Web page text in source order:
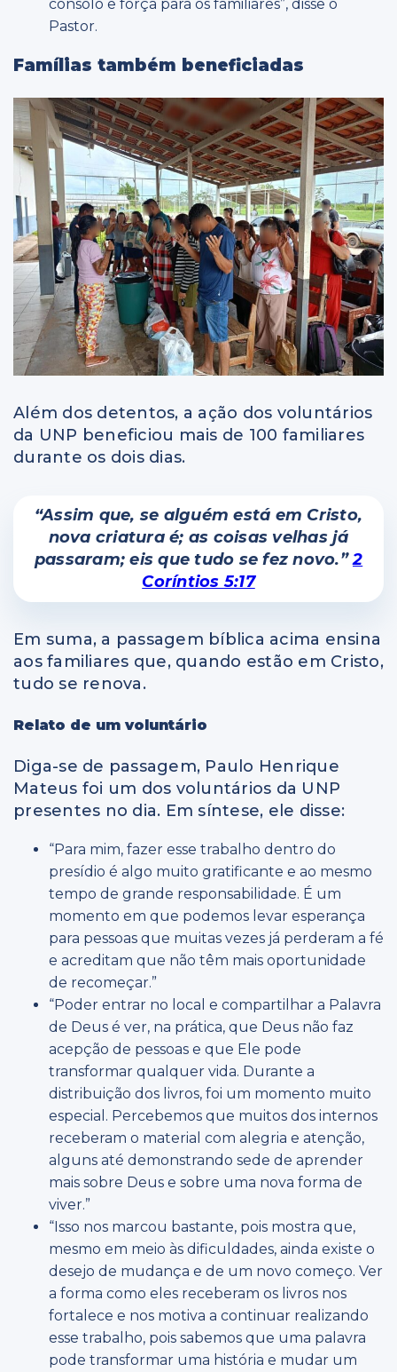
consolo e força para os familiares”, disse o
Pastor.
Famílias também beneficiadas
Além dos detentos, a ação dos voluntários
da UNP beneficiou mais de 100 familiares
durante os dois dias.
“Assim que, se alguém está em Cristo,
nova criatura é; as coisas velhas já
passaram; eis que tudo se fez novo.”2
Coríntios 5:17
Em suma, a passagem bíblica acima ensina
aos familiares que, quando estão em Cristo,
tudo se renova.
Relato de um voluntário
Diga-se de passagem, Paulo Henrique
Mateus foi um dos voluntários da UNP
presentes no dia. Em síntese, ele disse:
“Para mim, fazer esse trabalho dentro do
presídio é algo muito gratificante e ao mesmo
tempo de grande responsabilidade. É um
momento em que podemos levar esperança
para pessoas que muitas vezes já perderam a fé
e acreditam que não têm mais oportunidade
de recomeçar.”
“Poder entrar no local e compartilhar a Palavra
de Deus é ver, na prática, que Deus não faz
acepção de pessoas e que Ele pode
transformar qualquer vida. Durante a
distribuição dos livros, foi um momento muito
especial. Percebemos que muitos dos internos
receberam o material com alegria e atenção,
alguns até demonstrando sede de aprender
mais sobre Deus e sobre uma nova forma de
viver.”
“Isso nos marcou bastante, pois mostra que,
mesmo em meio às dificuldades, ainda existe o
desejo de mudança e de um novo começo. Ver
a forma como eles receberam os livros nos
fortalece e nos motiva a continuar realizando
esse trabalho, pois sabemos que uma palavra
pode transformar uma história e mudar um